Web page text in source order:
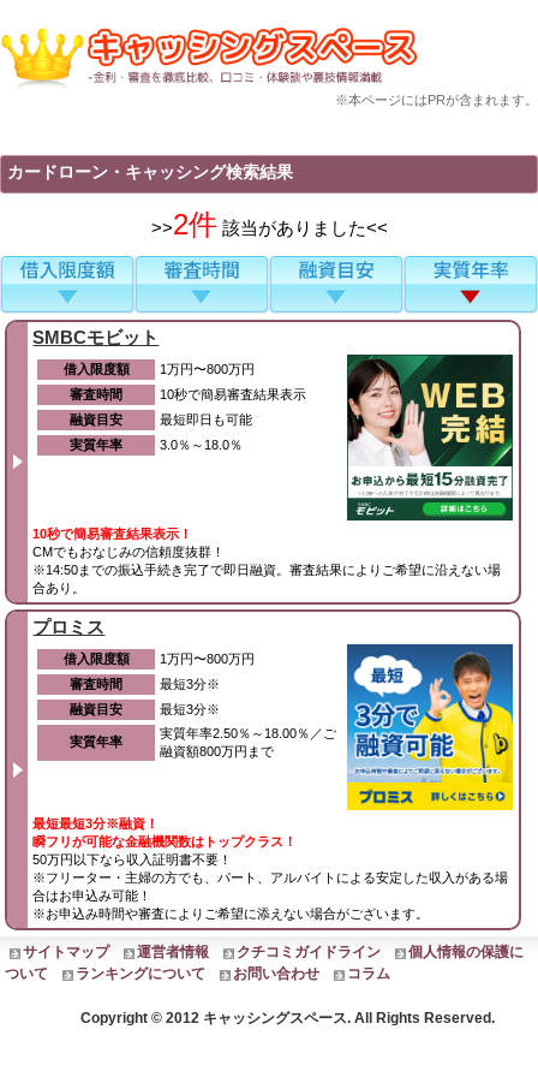
※本ページにはPRが含まれます。
カードローン・キャッシング検索結果
>>2件該当がありました<<
SMBCモビット
借入限度額
1万円〜800万円
審査時間
10秒で簡易審査結果表示
融資目安
最短即日も可能
実質年率
3.0％～18.0％
10秒で簡易審査結果表示！
CMでもおなじみの信頼度抜群！
※14:50までの振込手続き完了で即日融資。審査結果によりご希望に沿えない場
合あり。
プロミス
借入限度額
1万円〜800万円
審査時間
最短3分※
融資目安
最短3分※
実質年率
実質年率2.50％～18.00％／ご
融資額800万円まで
最短最短3分※融資！
瞬フリが可能な金融機関数はトップクラス！
50万円以下なら収入証明書不要！
※フリーター・主婦の方でも、パート、アルバイトによる安定した収入がある場
合はお申込み可能！
※お申込み時間や審査によりご希望に添えない場合がございます。
サイトマップ 運営者情報 クチコミガイドライン
個人情報の保護に
ついて
ランキングについて お問い合わせ コラム
Copyright © 2012 キャッシングスペース. All Rights Reserved.